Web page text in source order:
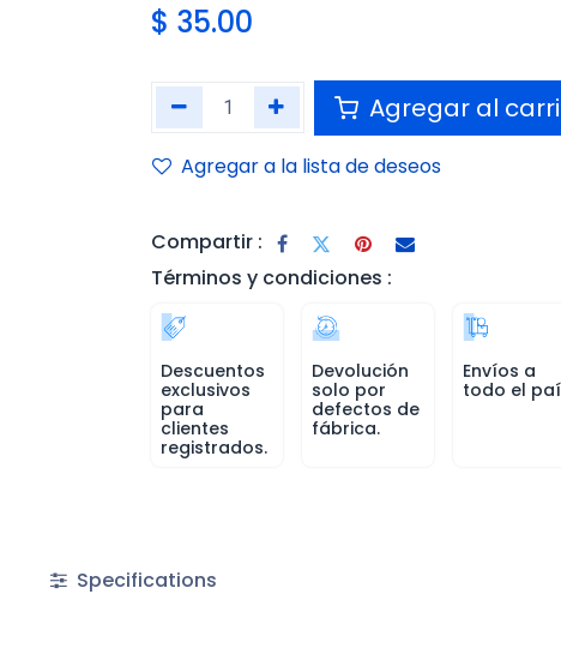
$ 35.00
Agregar al
Agregar a la lista de deseos
Compartir :
Términos y condiciones :
Descuentos
exclusivos
para
clientes
registrados.
Devolución
solo por
defectos de
fábrica.
Envíos a
todo el
Specifications